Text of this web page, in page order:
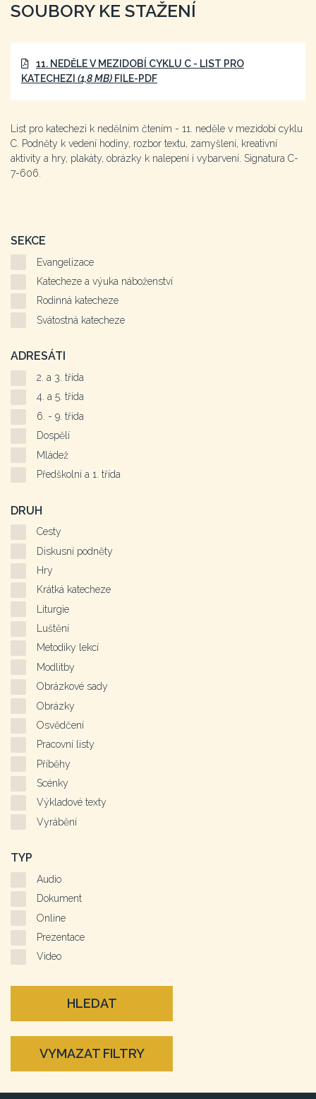
SOUBORY KE STAŽENÍ
11. NEDĚLE V MEZIDOBÍ CYKLU C - LIST PRO
KATECHEZI (1,8 MB) FILE-PDF
List pro katechezi k nedělním čtením - 11. neděle v mezidobí cyklu
C. Podněty k vedení hodiny, rozbor textu, zamyšlení, kreativní
aktivity a hry, plakáty, obrázky k nalepení i vybarvení. Signatura C-
7-606.
SEKCE
Evangelizace
Katecheze a výuka náboženství
Rodinná katecheze
Svátostná katecheze
ADRESÁTI
2. a 3. třída
4. a 5. třída
6. - 9. třída
Dospělí
Mládež
Předškolní a 1. třída
DRUH
Cesty
Diskusní podněty
Hry
Krátká katecheze
Liturgie
Luštění
Metodiky lekcí
Modlitby
Obrázkové sady
Obrázky
Osvědčení
Pracovní listy
Příběhy
Scénky
Výkladové texty
Vyrábění
TYP
Audio
Dokument
Online
Prezentace
Video
HLEDAT
VYMAZAT FILTRY